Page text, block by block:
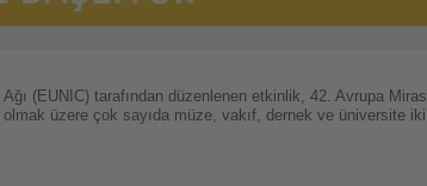
(EUNIC) tarafından düzenlenen etkinlik, 42. Avrupa Miras
üzere çok sayıda müze, vakıf, dernek ve üniversite iki